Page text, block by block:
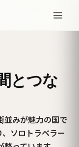
とつな
並みが魅力の国で
ソロトラベラー